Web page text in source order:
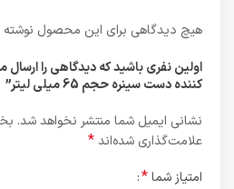
هیچ دیدگاهی برای این محصول
اولین نفری باشید که دیدگاهی را
کننده دست سینره حجم 65 میلی لیتر”
نشانی ایمیل شما منتشر نخواهد شد.
علامت‌گذاری شده‌اند*
امتیاز شما*